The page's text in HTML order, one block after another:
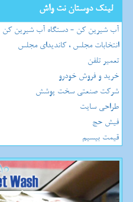
لینک دوستان نت واش
آب شیرین کن - دستگاه آب شیرین کن
انتخابات مجلس ، کاندیدای مجلس
تعمیر تلفن
خرید و فروش خودرو
شرکت صنعتی سخت پوشش
طراحی سایت
فیش حج
قیمت بیسیم